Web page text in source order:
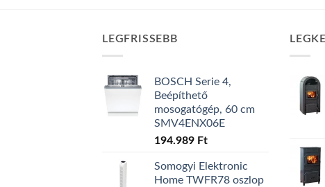
LEGFRISSEBB
BOSCH Serie 4,
Beépíthető
mosogatógép, 60 cm
SMV4ENX06E
194.989 Ft
Somogyi Elektronic
Home TWFR78 oszlop